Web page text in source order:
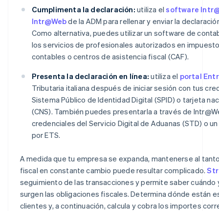
Cumplimenta la declaración: utiliza elsoftware
Intr@Webde la ADM para rellenar y enviar la
Como alternativa, puedes utilizar un software de
los servicios de profesionales autorizados en
contables o centros de asistencia fiscal (CAF).
Presenta la declaración en línea: utiliza el portal
Tributaria italiana después de iniciar sesión con tus
Sistema Público de Identidad Digital (SPID) o tarjeta
(CNS). También puedes presentarla a través de
credenciales del Servicio Digital de Aduanas (STD) o
por ETS.
A medida que tu empresa se expanda, mantenerse al
fiscal en constante cambio puede resultar complicado.
seguimiento de las transacciones y permite saber cuándo
surgen las obligaciones fiscales. Determina dónde están
clientes y, a continuación, calcula y cobra los importes